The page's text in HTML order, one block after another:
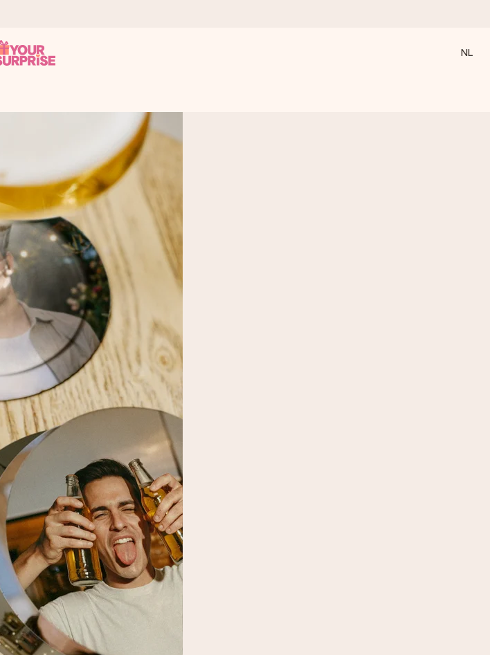
op precies het juiste moment, wanneer het het meeste betekent.
Zonder gedoe, maar met alle aandacht voor het moment.
NL